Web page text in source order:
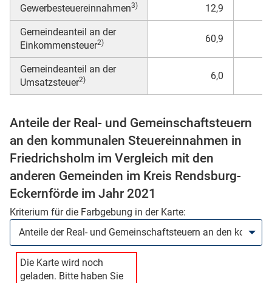
(Mikrozensus)
Gewerbesteuereinnahmen3) 12,9
Gemeindeanteil an der
Einkommensteuer2) 60,9
Gemeindeanteil an der
Umsatzsteuer2) 6,0
Anteile der Real- und Gemeinschaftsteuern
an den kommunalen Steuereinnahmen in
Friedrichsholm im Vergleich mit den
anderen Gemeinden im Kreis Rendsburg-
Eckernförde im Jahr 2021
Kriterium für die Farbgebung in der Karte:
Die Karte wird noch
geladen. Bitte haben Sie